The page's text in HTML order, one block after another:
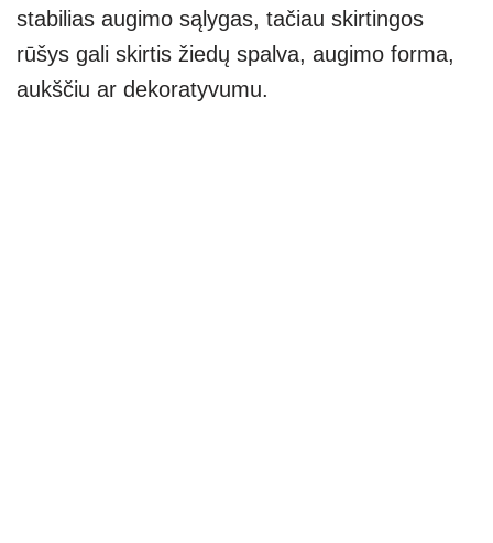
stabilias augimo sąlygas, tačiau skirtingos
rūšys gali skirtis žiedų spalva, augimo forma,
aukščiu ar dekoratyvumu.